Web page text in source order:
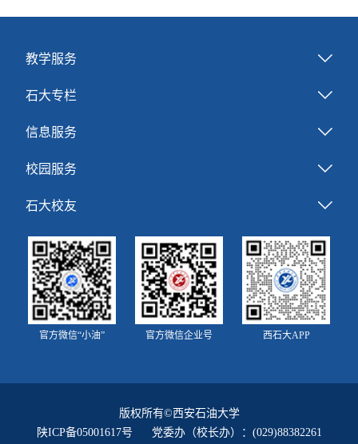
教学服务
石大专栏
信息服务
校园服务
石大校友
官方微信“小油” 官方微信企业号 西石大APP
版权所有©西安石油大学
陕ICP备05001617号 党委办（校长办）：(029)88382261